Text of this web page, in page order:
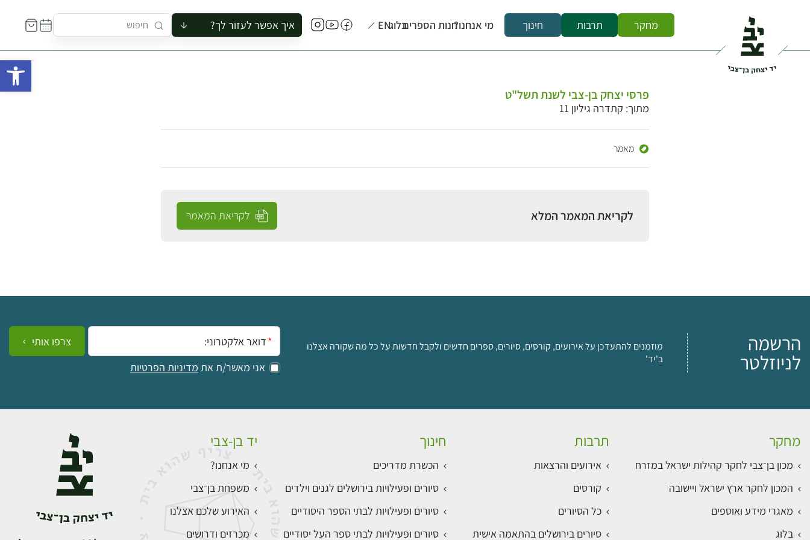
מחקר תרבות חינוך מי אנחנו?חנות הספריםבלוגEN איך אפשר לעזור לך?
להזמין סיור לקבוצה
פרסי יצחק בן-צבי לשנת תשל"ט
מתוך: קתדרה גיליון 11
מאמר
לקריאת המאמר המלא לקריאת המאמר
הרשמה
לניוזלטר
מוזמנים להתעדכן על אירועים, קורסים, סיורים, ספרים חדשים ולקבל חדשות על כל מה שקורה אצלנו
ב'יד'
אימייל:
אני מאשר/ת את מדיניות הפרטיות
צרפו אותי
מחקר
מכון בן־צבי לחקר קהילות ישראל במזרח
המכון לחקר ארץ ישראל ויישובה
מאגרי מידע ואוספים
בלוג
תרבות
אירועים והרצאות
קורסים
כל הסיורים
סיורים בירושלים בהתאמה אישית
חינוך
הכשרת מדריכים
סיורים ופעילויות בירושלים לגנים וילדים
סיורים ופעילויות לבתי הספר היסודיים
סיורים ופעילויות לבתי ספר העל יסודיים
יד בן-צבי
מי אנחנו?
משפחת בן־צבי
האירוע שלכם אצלנו
מכרזים ודרושים